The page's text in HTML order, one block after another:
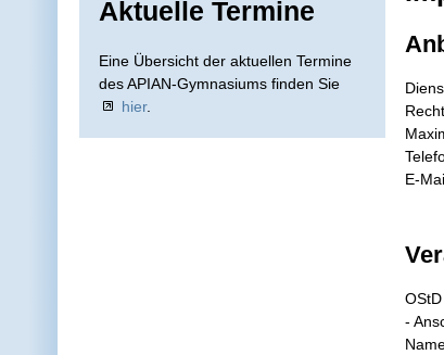
Aktuelle Termine
Eine Übersicht der aktuellen Termine
des APIAN-Gymnasiums finden Sie
hier.
E-
-